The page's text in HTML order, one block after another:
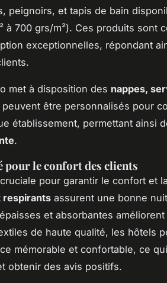
peignoirs, et tapis de bain
à 700 grs/m²). Ces produits sont
exceptionnelles, répondant
met à disposition des nappes,
être personnalisés pour
établissement, permettant ainsi
.
pour le confort des clients
pour garantir le confort et
respirants assurent une bonne
et absorbantes
de haute qualité, les hôtels
mémorable et confortable, ce
obtenir des avis positifs.